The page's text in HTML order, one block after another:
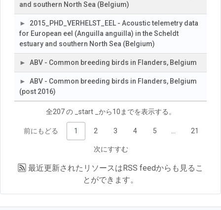
and southern North Sea (Belgium)
2015_PHD_VERHELST_EEL - Acoustic telemetry data
for European eel (Anguilla anguilla) in the Scheldt
estuary and southern North Sea (Belgium)
ABV - Common breeding birds in Flanders, Belgium
ABV - Common breeding birds in Flanders, Belgium
(post 2016)
全207 の _start _から10までを表示する。
前にもどる 1 2 3 4 5 21
次にすすむ
最近更新されたリソースはRSS feedからも見るこ
とができます。